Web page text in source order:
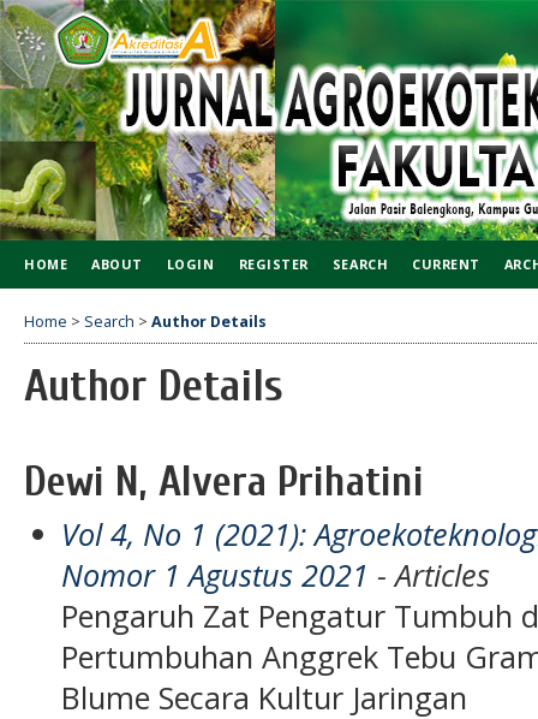
HOME ABOUT LOGIN REGISTER SEARCH CURRENT
Home > Search > Author Details
Author Details
Dewi N, Alvera Prihatini
Vol 4, No 1 (2021):
Nomor 1 Agustus 2021 - Articles
Pengaruh Zat Pengatur Tumbuh
Pertumbuhan Anggrek Tebu
Blume Secara Kultur Jaringan